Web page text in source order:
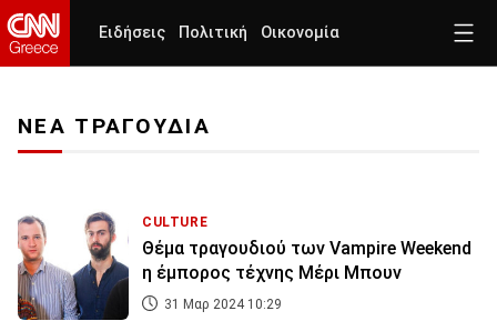
Ειδήσεις Πολιτική Οικονομία
ΝΕΑ ΤΡΑΓΟΥΔΙΑ
CULTURE
Θέμα τραγουδιού των Vampire Weekend
η έμπορος τέχνης Μέρι Μπουν
31 Μαρ 2024 10:29